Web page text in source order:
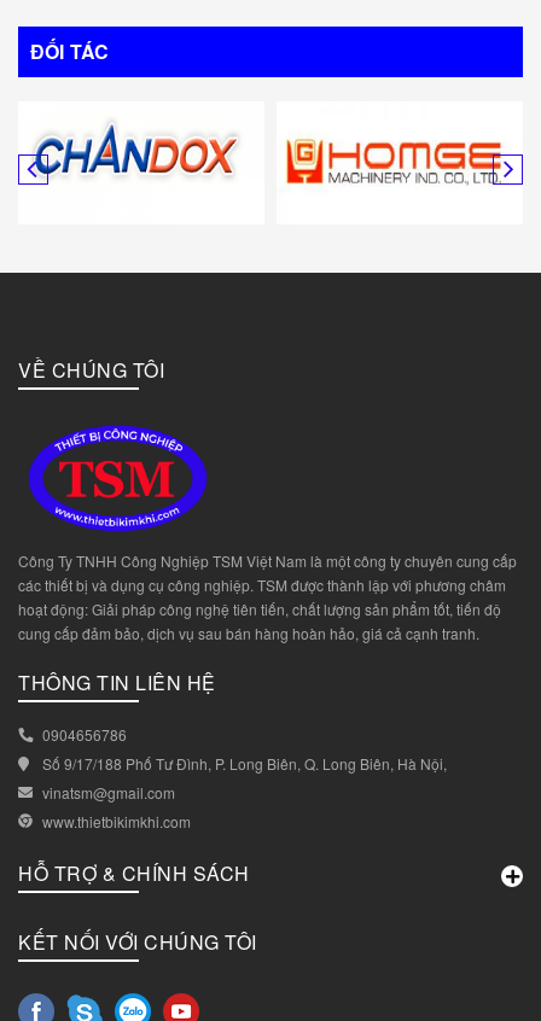
Italy
Canada
Đài Loan
Bulgary
ĐỐI TÁC
VỀ CHÚNG TÔI
Công Ty TNHH Công Nghiệp TSM Việt Nam là một công ty chuyên cung cấp
các thiết bị và dụng cụ công nghiệp. TSM được thành lập với phương châm
hoạt động: Giải pháp công nghệ tiên tiến, chất lượng sản phẩm tốt, tiến độ
cung cấp đảm bảo, dịch vụ sau bán hàng hoàn hảo, giá cả cạnh tranh.
THÔNG TIN LIÊN HỆ
0904656786
Số 9/17/188 Phố Tư Đình, P. Long Biên, Q. Long Biên, Hà Nội,
vinatsm@gmail.com
www.thietbikimkhi.com
HỖ TRỢ & CHÍNH SÁCH
KẾT NỐI VỚI CHÚNG TÔI